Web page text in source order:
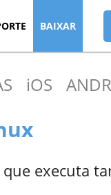
BAIXAR
iOS
executa